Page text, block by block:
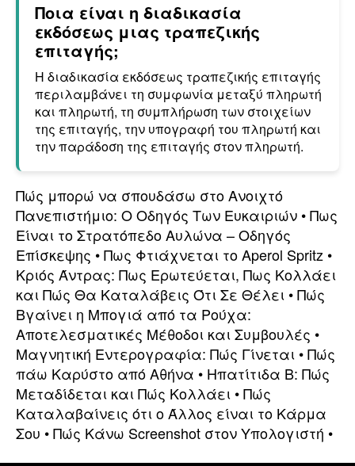
Ποια είναι η διαδικασία
εκδόσεως μιας τραπεζικής
επιταγής;
Η διαδικασία εκδόσεως τραπεζικής επιταγής
περιλαμβάνει τη συμφωνία μεταξύ πληρωτή
και πληρωτή, τη συμπλήρωση των στοιχείων
της επιταγής, την υπογραφή του πληρωτή και
την παράδοση της επιταγής στον πληρωτή.
Πώς μπορώ να σπουδάσω στο Ανοιχτό
Πανεπιστήμιο: Ο Οδηγός Των Ευκαιριών •Πως
Είναι το Στρατόπεδο Αυλώνα – Οδηγός
Επίσκεψης •Πως Φτιάχνεται το Aperol Spritz •
Κριός Άντρας: Πως Ερωτεύεται, Πως Κολλάει
και Πώς Θα Καταλάβεις Ότι Σε Θέλει •Πώς
Βγαίνει η Μπογιά από τα Ρούχα:
Αποτελεσματικές Μέθοδοι και Συμβουλές •
Μαγνητική Εντερογραφία: Πώς Γίνεται •Πώς
πάω Καρύστο από Αθήνα • Ηπατίτιδα Β: Πώς
Μεταδίδεται και Πώς Κολλάει •Πώς
Καταλαβαίνεις ότι ο Άλλος είναι το Κάρμα
Σου •Πώς Κάνω Screenshot στον Υπολογιστή •